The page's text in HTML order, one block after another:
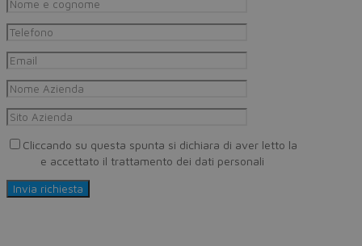
Cliccando su questa spunta si dichiara di aver letto la
e accettato il trattamento dei dati personali